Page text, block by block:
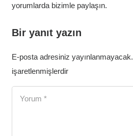
yorumlarda bizimle paylaşın.
Bir yanıt yazın
E-posta adresiniz yayınlanmayacak.
işaretlenmişlerdir